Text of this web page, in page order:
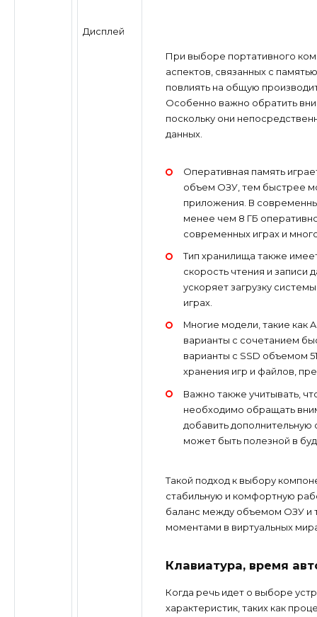
Дисплей
При выборе портативного
аспектов, связанных с
повлиять на общую
Особенно важно обратить
поскольку они
данных.
Оперативная память
объем ОЗУ, тем быстрее
приложения. В
менее чем 8 ГБ
современных играх и
Тип хранилища также
скорость чтения и записи
ускоряет загрузку
играх.
Многие модели, такие как
варианты с сочетанием
варианты с SSD объемом
хранения игр и файлов,
Важно также учитывать,
необходимо обращать
добавить дополнительную
может быть полезной в
Такой подход к выбору
стабильную и комфортную
баланс между объемом ОЗУ и
моментами в виртуальных
Клавиатура, время
Когда речь идет о выборе
характеристик, таких как